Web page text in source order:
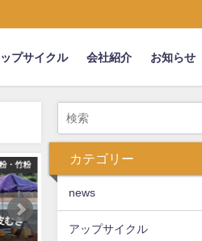
プサイクル 会社紹介 お知らせ
・竹粉
むき
粉・竹粉/おが粉・チップなど粉砕
カテゴリー
news
アップサイクル